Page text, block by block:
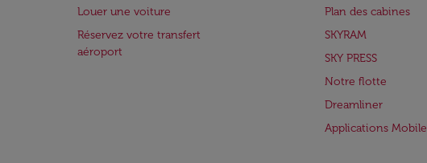
Louer une voiture
Réservez votre transfert
aéroport
Plan des cabines
SKYRAM
SKY PRESS
Notre flotte
Dreamliner
Applications Mobile